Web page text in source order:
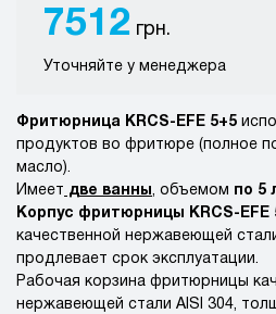
7512 грн.
Уточняйте у менеджера
Фритюрница KRCS-EFE 5+5
продуктов во фритюре (полное
масло).
Имеет две ванны , объемом
по 5
Корпус фритюрницы KRCS-EFE
качественной нержавеющей
продлевает срок эксплуатации.
Рабочая корзина фритюрницы
нержавеющей стали AISI 304,